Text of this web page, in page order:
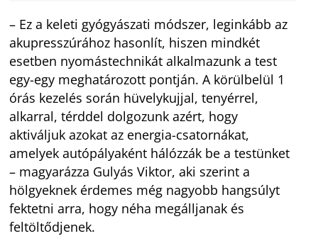
– Ez a keleti gyógyászati módszer, leginkább az
akupresszúrához hasonlít, hiszen mindkét
esetben nyomástechnikát alkalmazunk a test
egy-egy meghatározott pontján. A körülbelül 1
órás kezelés során hüvelykujjal, tenyérrel,
alkarral, térddel dolgozunk azért, hogy
aktiváljuk azokat az energia-csatornákat,
amelyek autópályaként hálózzák be a testünket
– magyarázza Gulyás Viktor, aki szerint a
hölgyeknek érdemes még nagyobb hangsúlyt
fektetni arra, hogy néha megálljanak és
feltöltődjenek.